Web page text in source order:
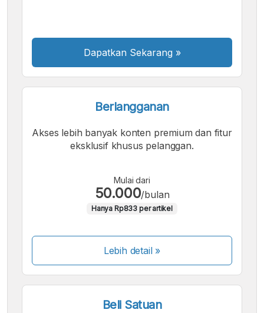
Dapatkan Sekarang »
Berlangganan
Akses lebih banyak konten premium dan fitur
eksklusif khusus pelanggan.
Mulai dari
50.000/bulan
Hanya Rp833 per artikel
Lebih detail »
Beli Satuan